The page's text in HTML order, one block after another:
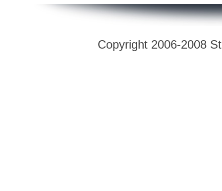
Copyright 2006-2008